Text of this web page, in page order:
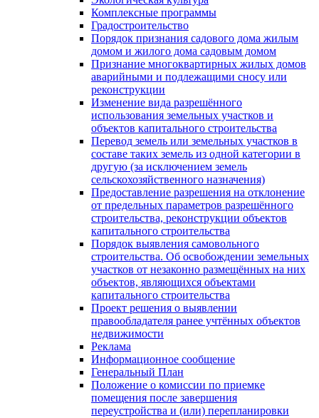
Комплексные программы
Градостроительство
Порядок признания садового дома жилым
домом и жилого дома садовым домом
Признание многоквартирных жилых домов
аварийными и подлежащими сносу или
реконструкции
Изменение вида разрешённого
использования земельных участков и
объектов капитального строительства
Перевод земель или земельных участков в
составе таких земель из одной категории в
другую (за исключением земель
сельскохозяйственного назначения)
Предоставление разрешения на отклонение
от предельных параметров разрешённого
строительства, реконструкции объектов
капитального строительства
Порядок выявления самовольного
строительства. Об освобождении земельных
участков от незаконно размещённых на них
объектов, являющихся объектами
капитального строительства
Проект решения о выявлении
правообладателя ранее учтённых объектов
недвижимости
Реклама
Информационное сообщение
Генеральный План
Положение о комиссии по приемке
помещения после завершения
переустройства и (или) перепланировки